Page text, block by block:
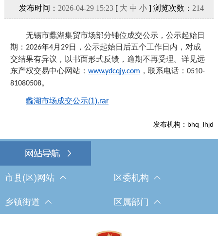
发布时间： 2026-04-29 15:23[ 大 中 小] 浏览次数： 214
无锡市蠡湖集贸市场部分铺位成交公示，公示起始日
期： 2026年4月 29日，公示起始日后五个工作日内，对成
交结果有异议，以书面形式反馈，逾期不再受理。详见远
东产权交易中心网站： www.ydcqjy.com ，联系电话： 0510-
81080508。
蠡湖市场成交公示(1).rar
发布机构：bhq_lhjd
市县(区)网站 区委机构
乡镇街道 区属部门